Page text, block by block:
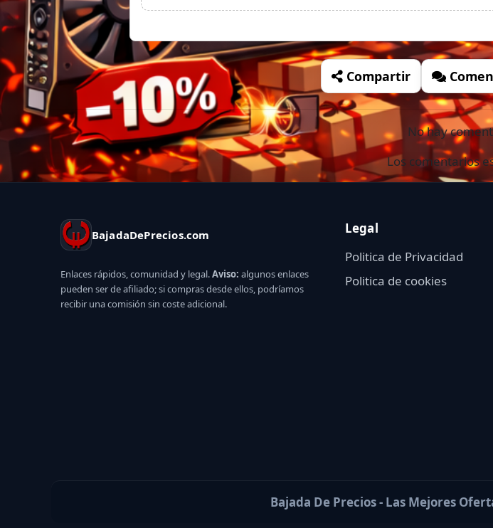
Compartir
No hay
Los comentarios
BajadaDePrecios.com
Enlaces rápidos, comunidad y legal.Aviso: algunos enlaces
pueden ser de afiliado; si compras desde ellos, podríamos
recibir una comisión sin coste adicional.
Legal
Politica de Privacidad
Politica de cookies
Bajada De Precios - Las Mejores